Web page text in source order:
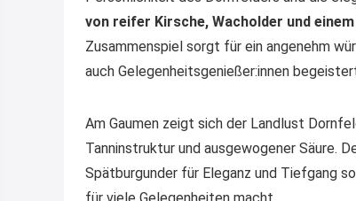
von reifer Kirsche, Wacholder und
Zusammenspiel sorgt für ein angenehm
auch Gelegenheitsgenießer:innen
Am Gaumen zeigt sich der Landlust
Tanninstruktur und ausgewogener Säure.
Spätburgunder für Eleganz und Tiefgang